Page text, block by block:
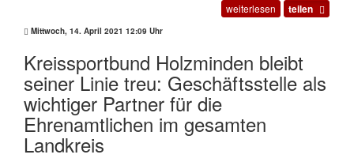
weiterlesen teilen
Mittwoch, 14. April 2021 12:09 Uhr
Kreissportbund Holzminden bleibt
seiner Linie treu: Geschäftsstelle als
wichtiger Partner für die
Ehrenamtlichen im gesamten
Landkreis